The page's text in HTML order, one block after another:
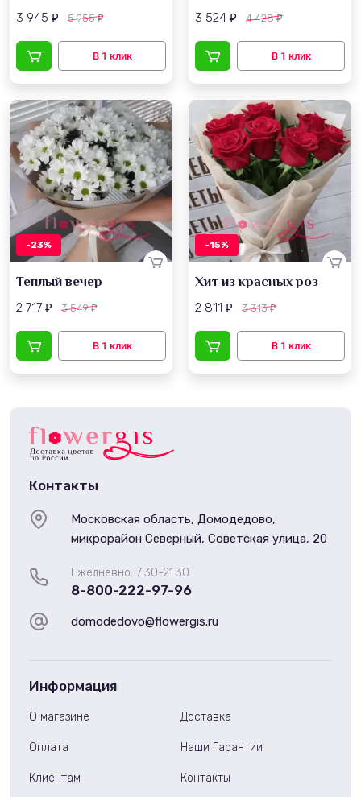
3 945 ₽ 5 955₽ 3 524 ₽ 4 428₽
-23%
Теплый вечер
2 717 ₽ 3 549₽
-15%
Хит из красных роз
2 811 ₽ 3 313₽
Контакты
Ежедневно: 7:30-21:30
8-800-222-97-96
Московская область, Домодедово,
микрорайон Северный, Советская улица, 20
domodedovo@flowergis.ru
Информация
О магазине Доставка
Оплата Наши Гарантии
Клиентам Контакты